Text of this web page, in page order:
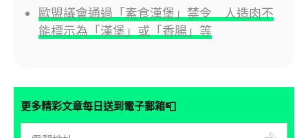
歐盟議會通過「素食漢堡」禁令 人造肉不
能標示為「漢堡」或「香腸」等
更多精彩文章每日送到電子郵箱📮